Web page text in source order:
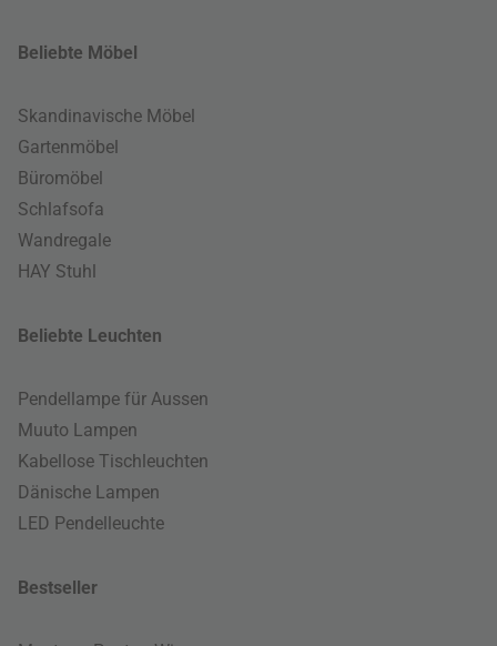
Beliebte Möbel
Skandinavische Möbel
Gartenmöbel
Büromöbel
Schlafsofa
Wandregale
HAY Stuhl
Beliebte Leuchten
Pendellampe für Aussen
Muuto Lampen
Kabellose Tischleuchten
Dänische Lampen
LED Pendelleuchte
Bestseller